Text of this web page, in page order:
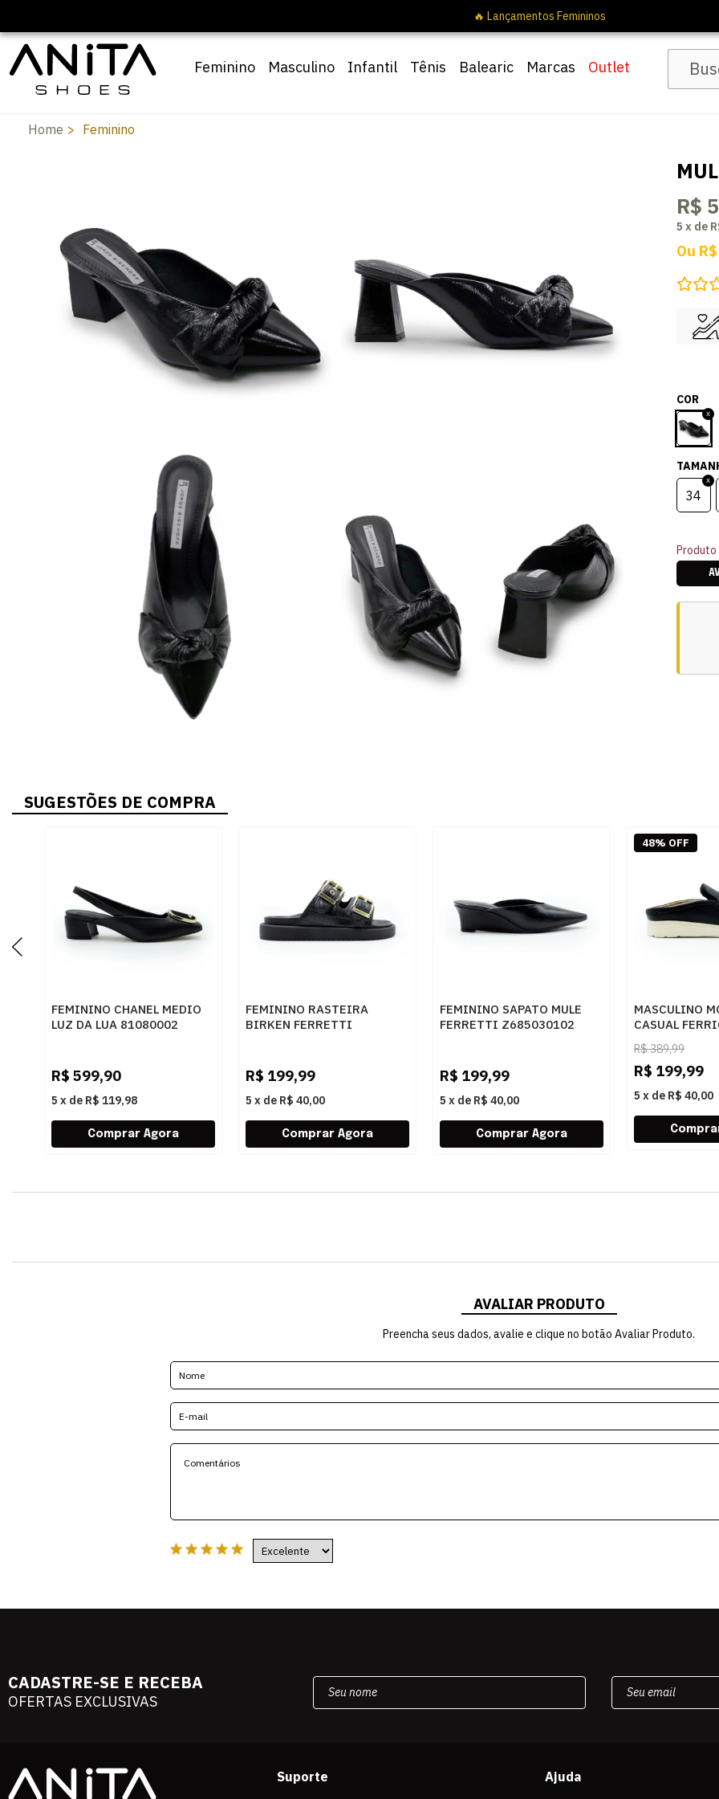
Feminino Masculino Infantil Tênis Balearic Marcas Outlet
🔥 Lançamentos Femininos
Home Feminino
R$
5 x de
Ou
COR
34
SUGESTÕES DE COMPRA
FEMININO CHANEL MEDIO
LUZ DA LUA 81080002
R$ 599,90
5 x de R$ 119,98
FEMININO RASTEIRA
BIRKEN FERRETTI
R$ 199,99
5 x de R$ 40,00
FEMININO SAPATO MULE
FERRETTI Z685030102
R$ 199,99
5 x de R$ 40,00
MASCULINO
CASUAL
STE15-10CE00
PRETO
R$389,99
R$ 199,99
5 x de R$ 40,00
48% OFF
AVALIAR PRODUTO
Preencha seus dados, avalie e clique no botão Avaliar Produto.
CADASTRE-SE E RECEBA
OFERTAS EXCLUSIVAS
Suporte
Ajuda